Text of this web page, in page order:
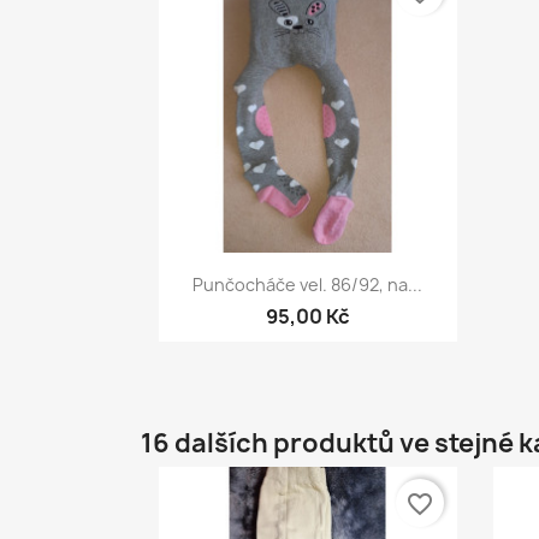
Rychlý náhled
Punčocháče vel. 86/92, na...
95,00 Kč
16 dalších produktů ve stejné
favorite_border